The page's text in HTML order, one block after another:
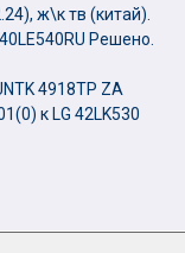
ж\к тв (китай).
Решено.
4918TP ZA
к LG 42LK530